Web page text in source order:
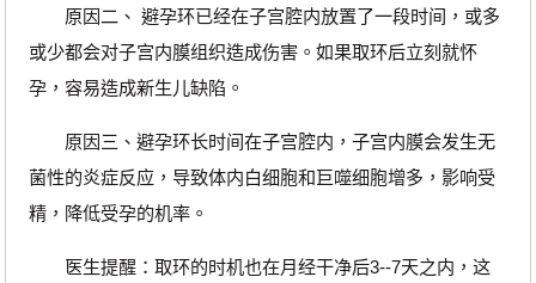
原因二、 避孕环已经在子宫腔内放置了一段时间，或多
或少都会对子宫内膜组织造成伤害。如果取环后立刻就怀
孕，容易造成新生儿缺陷。
原因三、避孕环长时间在子宫腔内，子宫内膜会发生无
菌性的炎症反应，导致体内白细胞和巨噬细胞增多，影响受
精，降低受孕的机率。
医生提醒：取环的时机也在月经干净后3--7天之内，这